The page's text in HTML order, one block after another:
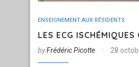
ENSEIGNEMENT AUX RÉSIDENTS
LES ECG ISCHÉMIQUES
byFrédéric Picotte 28